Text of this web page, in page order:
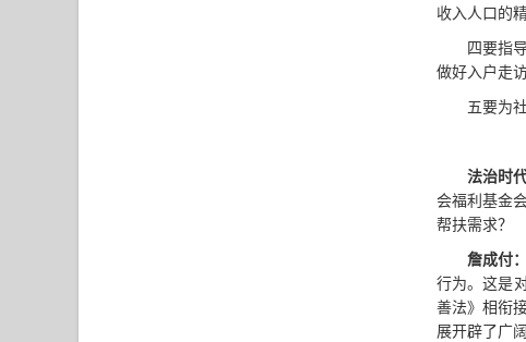
收入人口的
四要指
做好入户走
五要为
法治时代
会福利基金
帮扶需求？
詹成付：
行为。这是
善法》相衔
展开辟了广